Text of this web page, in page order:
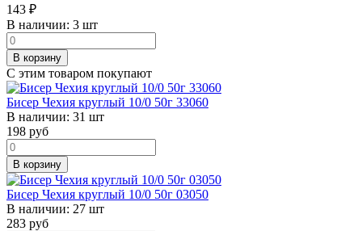
143 ₽
В наличии: 3 шт
В корзину
С этим товаром покупают
Бисер Чехия круглый 10/0 50г 33060
В наличии: 31 шт
198 руб
В корзину
Бисер Чехия круглый 10/0 50г 03050
В наличии: 27 шт
283 руб